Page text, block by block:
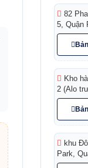
82
5, Quận
Kho
2 (Alo
khu
Park,